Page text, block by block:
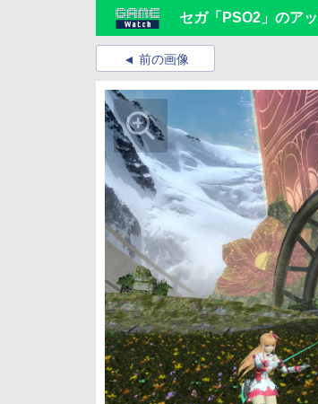
セガ「PSO2」のア
前の画像